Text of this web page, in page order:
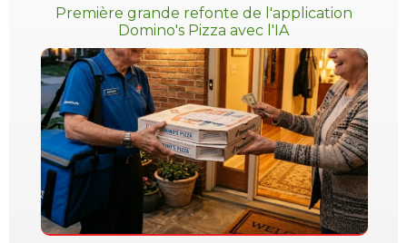
Première grande refonte de l'application
Domino's Pizza avec l'IA